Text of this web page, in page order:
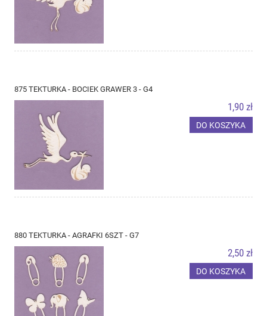
875 TEKTURKA - BOCIEK GRAWER 3 - G4
1,90 zł
DO KOSZYKA
880 TEKTURKA - AGRAFKI 6SZT - G7
2,50 zł
DO KOSZYKA